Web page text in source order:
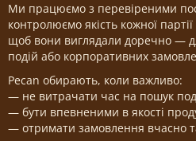
Ми працюємо з перевіреними
контролюємо якість кожної
щоб вони виглядали доречно —
подій або корпоративних
Pecan обирають, коли важливо:
— не витрачати час на пошук
— бути впевненими в якості
— отримати замовлення вчасно